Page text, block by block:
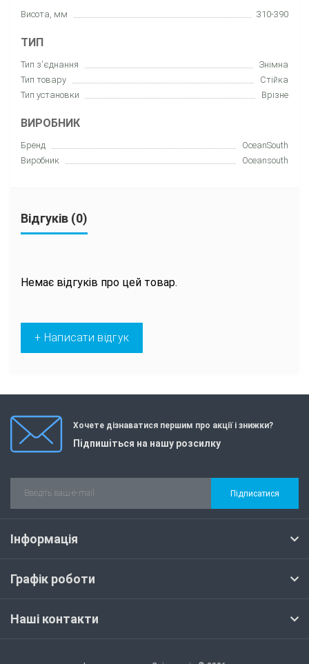
Висота, мм 310-390
ТИП
Тип з'єднання
Знімна
Тип товару
Стійка
Тип установки
Врізне
ВИРОБНИК
Бренд
OceanSouth
Виробник
Oceansouth
Відгуків (0)
Немає відгуків про цей товар.
+ Написати відгук
Хочете дізнаватися першим про акції і знижки?
Підпишіться на нашу розсилку
Підписатися
Інформація
Графік роботи
Наші контакти